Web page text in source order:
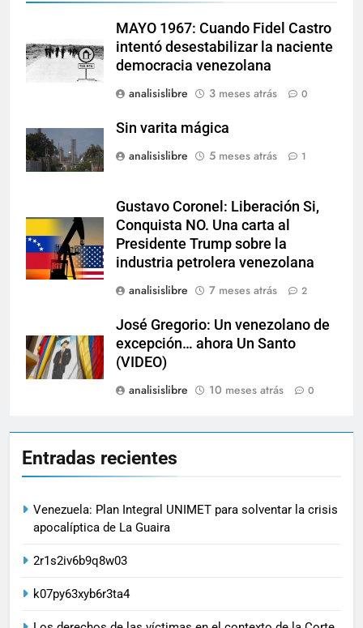
MAYO 1967: Cuando Fidel Castro
intentó desestabilizar la naciente
democracia venezolana
analisislibre
3 meses atrás 0
Sin varita mágica
analisislibre
5 meses atrás 1
Gustavo Coronel: Liberación Si,
Conquista NO. Una carta al
Presidente Trump sobre la
industria petrolera venezolana
analisislibre
7 meses atrás 2
José Gregorio: Un venezolano de
excepción… ahora Un Santo
(VIDEO)
analisislibre
10 meses atrás 0
Entradas recientes
Venezuela: Plan Integral UNIMET para solventar la crisis
apocalíptica de La Guaira
2r1s2iv6b9q8w03
k07py63xyb6r3ta4